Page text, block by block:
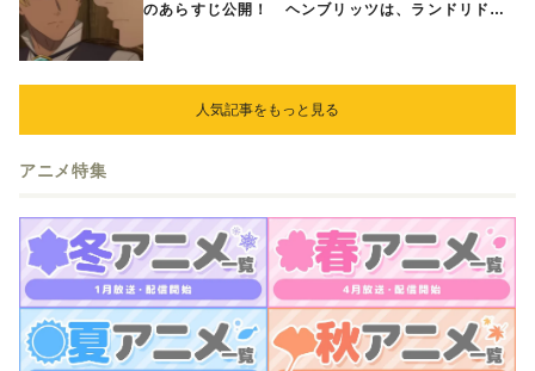
のあらすじ公開！ ヘンブリッツは、ランドリドに
人気記事をもっと見る
アニメ特集